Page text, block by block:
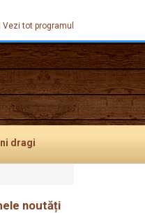
Vezi tot programul
dragi
noutăți